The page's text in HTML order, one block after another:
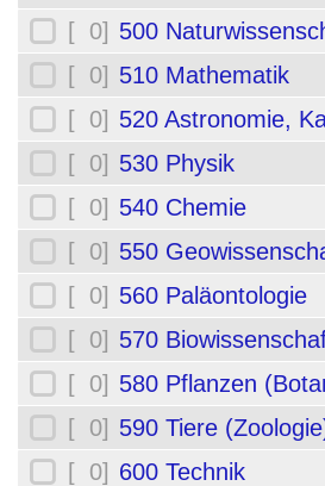
[ 0] 500
[ 0] 510 Mathematik
[ 0] 520 Astronomie,
[ 0] 530 Physik
[ 0] 540 Chemie
[ 0] 550
[ 0] 560 Paläontologie
[ 0] 570
[ 0] 580 Pflanzen
[ 0] 590 Tiere
[ 0] 600 Technik